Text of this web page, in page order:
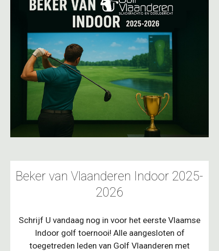
Beker van Vlaanderen Indoor 2025-
2026
Schrijf U vandaag nog in voor het eerste Vlaamse
Indoor golf toernooi! Alle aangesloten of
toegetreden leden van Golf Vlaanderen met